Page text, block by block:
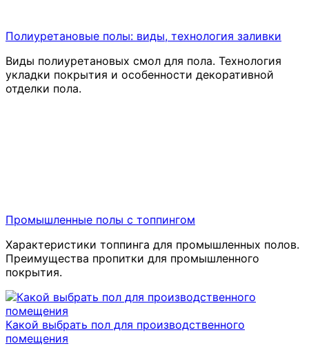
Полиуретановые полы: виды, технология заливки
Виды полиуретановых смол для пола. Технология
укладки покрытия и особенности декоративной
отделки пола.
Промышленные полы с топпингом
Характеристики топпинга для промышленных полов.
Преимущества пропитки для промышленного
покрытия.
Какой выбрать пол для производственного
помещения